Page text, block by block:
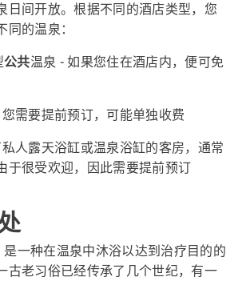
日间开放。根据不同的酒店类型，您
的温泉：
公共温泉 - 如果您住在酒店内，便可免
需要提前预订，可能单独收费
人露天浴缸或温泉浴缸的客房，通常
于很受欢迎，因此需要提前预订
一种在温泉中沐浴以达到治疗目的的
古老习俗已经传承了几个世纪，有一